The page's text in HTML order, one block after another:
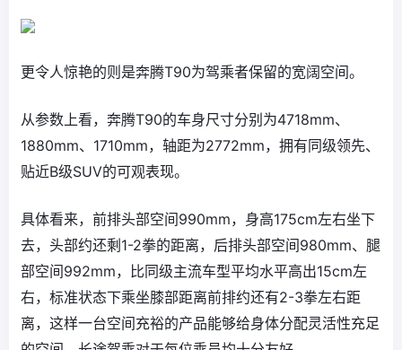
更令人惊艳的则是奔腾T90为驾乘者保留的宽阔空间。
从参数上看，奔腾T90的车身尺寸分别为4718mm、
1880mm、1710mm，轴距为2772mm，拥有同级领先、
贴近B级SUV的可观表现。
具体看来，前排头部空间990mm，身高175cm左右坐下
去，头部约还剩1-2拳的距离，后排头部空间980mm、腿
部空间992mm，比同级主流车型平均水平高出15cm左
右，标准状态下乘坐膝部距离前排约还有2-3拳左右距
离，这样一台空间充裕的产品能够给身体分配灵活性充足